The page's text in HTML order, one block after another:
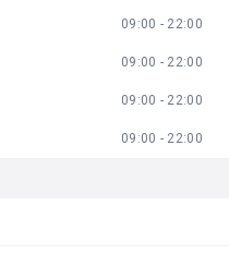
09:00 - 22:00
09:00 - 22:00
09:00 - 22:00
09:00 - 22:00